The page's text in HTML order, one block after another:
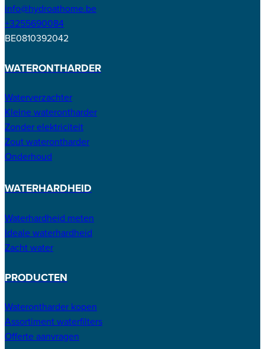
info@hydroathome.be
+3255690084
BE0810392042
WATERONTHARDER
Waterverzachter
Kleine waterontharder
Zonder elektriciteit
Zout waterontharder
Onderhoud
WATERHARDHEID
Waterhardheid meten
Ideale waterhardheid
Zacht water
PRODUCTEN
Waterontharder kopen
Assortiment waterfilters
Offerte aanvragen